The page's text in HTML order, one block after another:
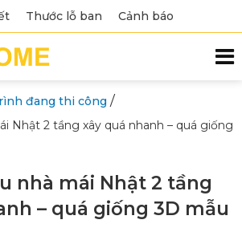
Thước lỗ ban Cảnh báo
đang thi công /
Nhật 2 tầng xây quá nhanh – quá giống
nhà mái Nhật 2 tầng
– quá giống 3D mẫu